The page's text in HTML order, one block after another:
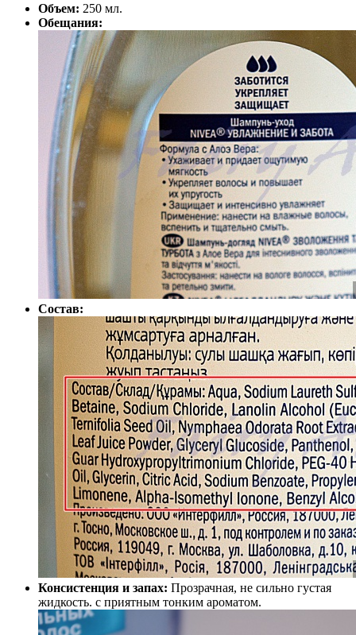
Объем: 250 мл.
Обещания:
Состав:
Консистенция и запах: Прозрачная, не сильно густая
жидкость. с приятным тонким ароматом.